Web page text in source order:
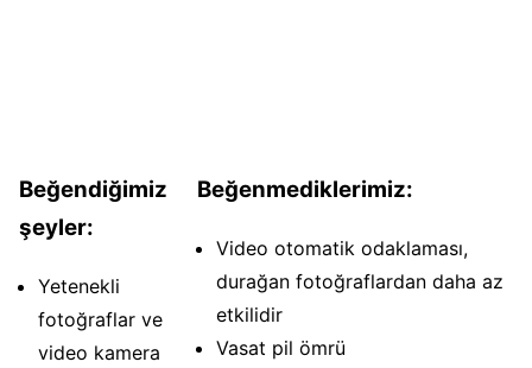
Beğendiğimiz
şeyler:
Yetenekli
fotoğraflar ve
video kamera
Beğenmediklerimiz:
Video otomatik odaklaması,
durağan fotoğraflardan daha az
etkilidir
Vasat pil ömrü